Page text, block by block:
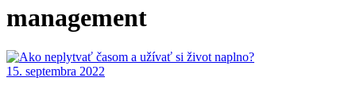
management
15. septembra 2022